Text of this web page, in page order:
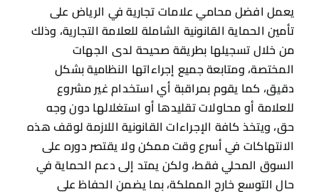
يعمل افضل محامي علامات تجارية في الرياض على
تأمين الحماية القانونية الشاملة للعلامة التجارية، وذلك
من خلال تسجيلها بطريقة صحيحة لدى الجهات
المختصة، ومتابعة جميع إجراءاتها النظامية بشكل
دقيق، كما يقوم بمراقبة أي استخدام غير مشروع
للعلامة أو محاولات تقليدها أو استغلالها دون وجه
حق، ويتخذ كافة الإجراءات القانونية اللازمة لوقف هذه
الانتهاكات في أسرع وقت ممكن ولا يقتصر دوره على
السوق المحلي فقط، ولكن يمتد إلى دعم الحماية في
حال التوسع خارج المملكة، بما يضمن الحفاظ على